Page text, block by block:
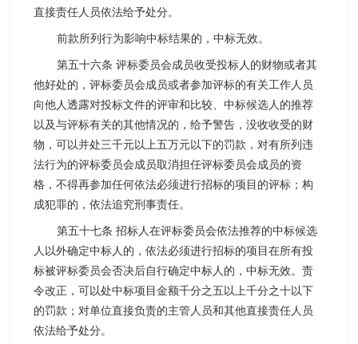
直接责任人员依法给予处分。
前款所列行为影响中标结果的，中标无效。
第五十六条 评标委员会成员收受投标人的财物或者其
他好处的，评标委员会成员或者参加评标的有关工作人员
向他人透露对投标文件的评审和比较、中标候选人的推荐
以及与评标有关的其他情况的，给予警告，没收收受的财
物，可以并处三千元以上五万元以下的罚款，对有所列违
法行为的评标委员会成员取消担任评标委员会成员的资
格，不得再参加任何依法必须进行招标的项目的评标；构
成犯罪的，依法追究刑事责任。
第五十七条 招标人在评标委员会依法推荐的中标候选
人以外确定中标人的，依法必须进行招标的项目在所有投
标被评标委员会否决后自行确定中标人的，中标无效。责
令改正，可以处中标项目金额千分之五以上千分之十以下
的罚款；对单位直接负责的主管人员和其他直接责任人员
依法给予处分。